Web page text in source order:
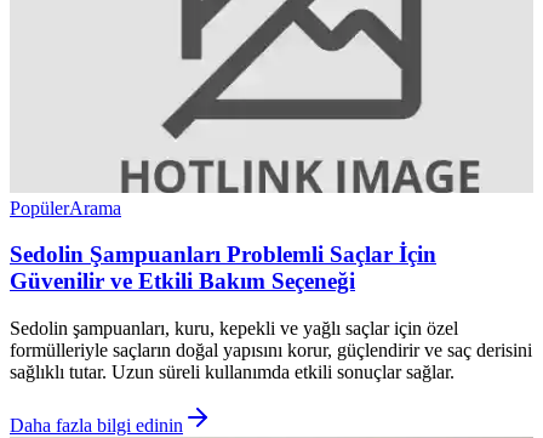
PopülerArama
Sedolin Şampuanları Problemli Saçlar İçin
Güvenilir ve Etkili Bakım Seçeneği
Sedolin şampuanları, kuru, kepekli ve yağlı saçlar için özel
formülleriyle saçların doğal yapısını korur, güçlendirir ve saç derisini
sağlıklı tutar. Uzun süreli kullanımda etkili sonuçlar sağlar.
Daha fazla bilgi edinin